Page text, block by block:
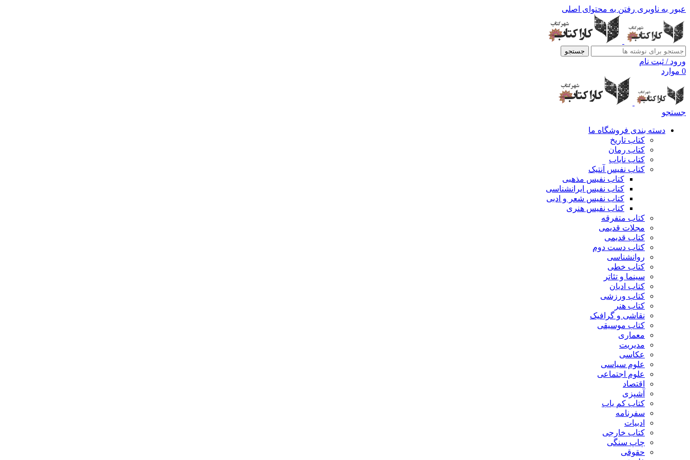
عبور به ناوبری رفتن به محتوای اصلی
جستجو
ورود / ثبت نام
0 موارد
جستجو
دسته بندی فروشگاه ما
کتاب تاریخ
کتاب رمان
کتاب نایاب
کتاب نفیس آنتیک
کتاب نفیس مذهبی
کتاب نفیس ایرانشناسی
کتاب نفیس شعر و ادبی
کتاب نفیس هنری
کتاب متفرقه
مجلات قدیمی
کتاب قدیمی
کتاب دست دوم
روانشناسی
کتاب خطی
سینما و تئاتر
کتاب ادیان
کتاب ورزشی
کتاب هنر
نقاشی و گرافیک
کتاب موسیقی
معماری
مدیریت
عکاسی
علوم سیاسی
علوم اجتماعی
اقتصاد
آشپزی
کتاب کم یاب
سفرنامه
ادبیات
کتاب خارجی
چاپ سنگی
حقوقی